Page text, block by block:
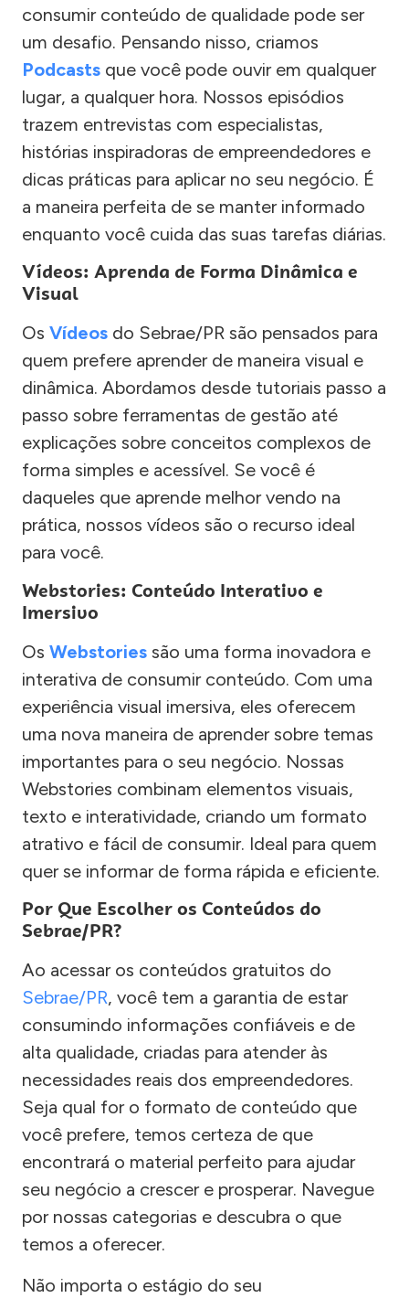
consumir conteúdo de qualidade pode ser
um desafio. Pensando nisso, criamos
Podcasts que você pode ouvir em qualquer
lugar, a qualquer hora. Nossos episódios
trazem entrevistas com especialistas,
histórias inspiradoras de empreendedores e
dicas práticas para aplicar no seu negócio. É
a maneira perfeita de se manter informado
enquanto você cuida das suas tarefas diárias.
Vídeos: Aprenda de Forma Dinâmica e
Visual
Os Vídeos do Sebrae/PR são pensados para
quem prefere aprender de maneira visual e
dinâmica. Abordamos desde tutoriais passo a
passo sobre ferramentas de gestão até
explicações sobre conceitos complexos de
forma simples e acessível. Se você é
daqueles que aprende melhor vendo na
prática, nossos vídeos são o recurso ideal
para você.
Webstories: Conteúdo Interativo e
Imersivo
Os Webstories são uma forma inovadora e
interativa de consumir conteúdo. Com uma
experiência visual imersiva, eles oferecem
uma nova maneira de aprender sobre temas
importantes para o seu negócio. Nossas
Webstories combinam elementos visuais,
texto e interatividade, criando um formato
atrativo e fácil de consumir. Ideal para quem
quer se informar de forma rápida e eficiente.
Por Que Escolher os Conteúdos do
Sebrae/PR?
Ao acessar os conteúdos gratuitos do
Sebrae/PR, você tem a garantia de estar
consumindo informações confiáveis e de
alta qualidade, criadas para atender às
necessidades reais dos empreendedores.
Seja qual for o formato de conteúdo que
você prefere, temos certeza de que
encontrará o material perfeito para ajudar
seu negócio a crescer e prosperar. Navegue
por nossas categorias e descubra o que
temos a oferecer.
Não importa o estágio do seu